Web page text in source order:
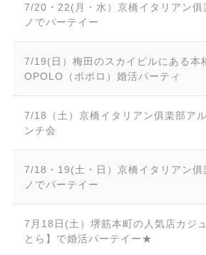
7/20・22(月・水）京橋イタリアン俱
ノでパーテイー
7/19(日）梅田のスカイビルにある本
OPOLO（ポポロ）婚活パーティ
7/18（土）京橋イタリアン俱楽部ア
ンチ会
7/18・19(土・日）京橋イタリアン俱
ノでパーテイー
7月18日(土）堺筋本町の人気店カジ
とら】で婚活パーテイー★